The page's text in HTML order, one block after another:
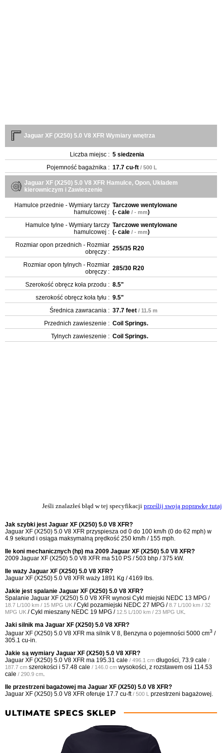
Jaguar XF (X250) 5.0 V8 XFR Wymiary wnętrza
Liczba miejsc : 5 siedzenia
Pojemność bagażnika : 17.7 cu-ft / 500 L
Jaguar XF (X250) 5.0 V8 XFR Hamulce, Opon, Układem
kierowniczym i Zawieszenie
Hamulce przednie - Wymiary tarczy
hamulcowej :
Tarczowe wentylowane
(- cale / - mm)
Hamulce tylne - Wymiary tarczy
hamulcowej :
Tarczowe wentylowane
(- cale / - mm)
Rozmiar opon przednich - Rozmiar
obręczy : 255/35 R20
Rozmiar opon tylnych - Rozmiar
obręczy : 285/30 R20
Szerokość obręcz koła przodu : 8.5"
szerokość obręcz koła tyłu : 9.5"
Średnica zawracania : 37.7 feet / 11.5 m
Przednich zawieszenie : Coil Springs.
Tylnych zawieszenie : Coil Springs.
Jeśli znalazłeś błąd w tej specyfikacji prześlij swoją poprawkę tutaj
Jak szybki jest Jaguar XF (X250) 5.0 V8 XFR?
Jaguar XF (X250) 5.0 V8 XFR przyspiesza od 0 do 100 km/h (0 do 62 mph) w
4.9 sekund i osiąga maksymalną prędkość 250 km/h / 155 mph.
Ile koni mechanicznych (hp) ma 2009 Jaguar XF (X250) 5.0 V8 XFR?
2009 Jaguar XF (X250) 5.0 V8 XFR ma 510 PS / 503 bhp / 375 kW.
Ile waży Jaguar XF (X250) 5.0 V8 XFR?
Jaguar XF (X250) 5.0 V8 XFR waży 1891 Kg / 4169 lbs.
Jakie jest spalanie Jaguar XF (X250) 5.0 V8 XFR?
Spalanie Jaguar XF (X250) 5.0 V8 XFR wynosi Cykl miejski NEDC 13 MPG /
18.7 L/100 km / 15 MPG UK / Cykl pozamiejski NEDC 27 MPG /8.7 L/100 km / 32
MPG UK / Cykl mieszany NEDC 19 MPG / 12.5 L/100 km / 23 MPG UK
Jaki silnik ma Jaguar XF (X250) 5.0 V8 XFR?
Jaguar XF (X250) 5.0 V8 XFR ma silnik V 8, Benzyna o pojemności 5000 cm3 /
305.1 cu-in.
Jakie są wymiary Jaguar XF (X250) 5.0 V8 XFR?
Jaguar XF (X250) 5.0 V8 XFR ma 195.31 cale / 496.1 cm długości, 73.9 cale /
187.7 cm szerokości i 57.48 cale / 146.0 cm wysokości, z rozstawem osi 114.53
cale / 290.9 cm
Ile przestrzeni bagażowej ma Jaguar XF (X250) 5.0 V8 XFR?
Jaguar XF (X250) 5.0 V8 XFR oferuje 17.7 cu-ft / 500 L przestrzeni bagażowej.
ULTIMATE SPECS SKLEP